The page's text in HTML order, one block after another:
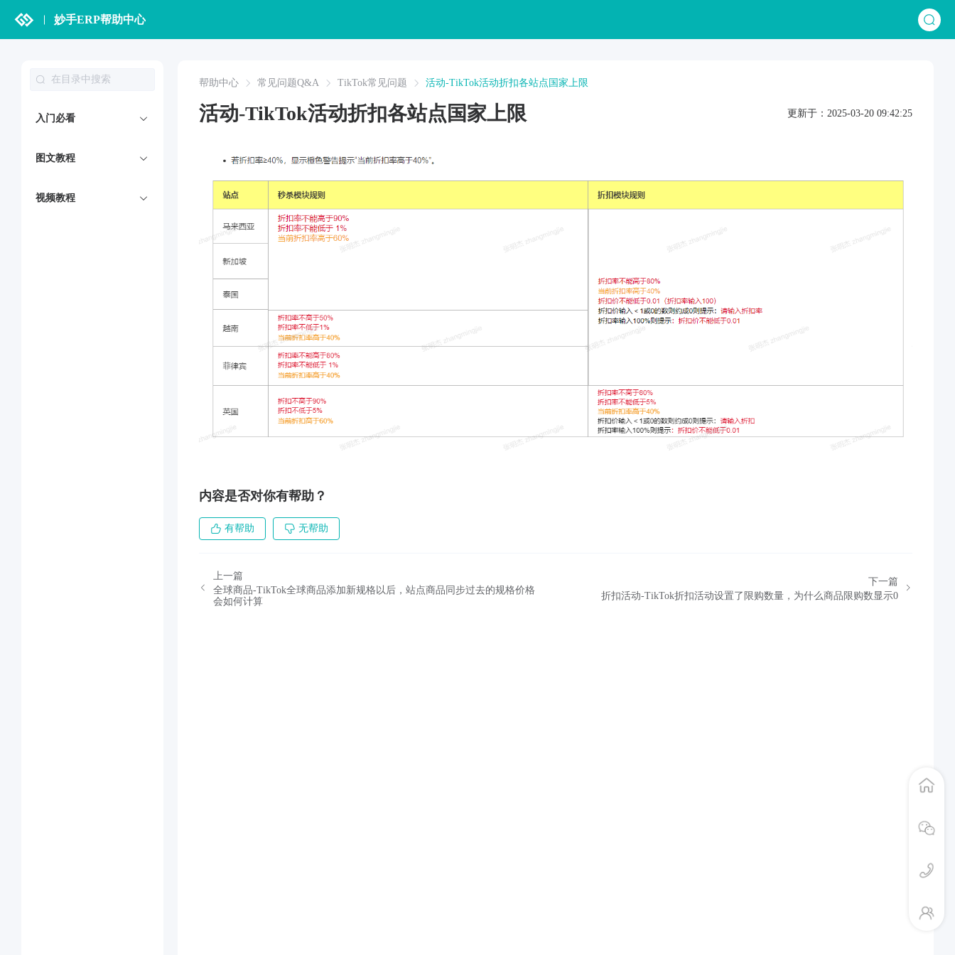
妙手ERP帮助中心
入门必看
图文教程
视频教程
帮助中心 常见问题Q&A TikTok常见问题 活动-TikTok活动折扣各站点国家上限
活动-TikTok活动折扣各站点国家上限 更新于：2025-03-20 09:42:25
内容是否对你有帮助？
有帮助 无帮助
上一篇
全球商品-TikTok全球商品添加新规格以后，站点商品同步过去的规格价格
会如何计算
下一篇
折扣活动-TikTok折扣活动设置了限购数量，为什么商品限购数显示0